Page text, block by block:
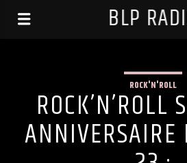
BLP
ROCK'N'ROLL
ROCK’N’ROLL
ANNIVERSAIRE